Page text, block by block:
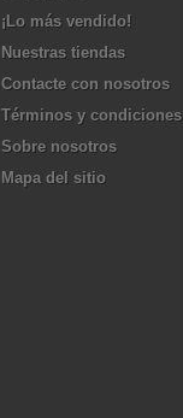
¡Lo más vendido!
Nuestras tiendas
Contacte con nosotros
Términos y condiciones
Sobre nosotros
Mapa del sitio